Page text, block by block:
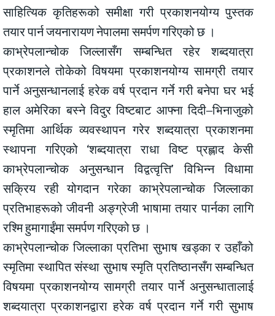
साहित्यिक कृतिहरूको समीक्षा गरी प्रकाशनयोग्य पुस्तक
तयार पार्न जयनारायण नेपालमा समर्पण गरिएको छ ।
काभ्रेपलान्चोक जिल्लासँग सम्बन्धित रहेर शब्दयात्रा
प्रकाशनले तोकेको विषयमा प्रकाशनयोग्य सामग्री तयार
पार्ने अनुसन्धानलाई हरेक वर्ष प्रदान गर्ने गरी बनेपा घर भई
हाल अमेरिका बस्ने विदुर विष्टबाट आफ्ना दिदी–भिनाजुको
स्मृतिमा आर्थिक व्यवस्थापन गरेर शब्दयात्रा प्रकाशनमा
स्थापना गरिएको ‘शब्दयात्रा राधा विष्ट प्रह्लाद केसी
काभ्रेपलान्चोक अनुसन्धान विद्वत्वृत्ति’ विभिन्न विधामा
सक्रिय रही योगदान गरेका काभ्रेपलान्चोक जिल्लाका
प्रतिभाहरूको जीवनी अङ्ग्रेजी भाषामा तयार पार्नका लागि
रश्मि हुमागाईंमा समर्पण गरिएको छ ।
काभ्रेपलान्चोक जिल्लाका प्रतिभा सुभाष खड्का र उहाँको
स्मृतिमा स्थापित संस्था सुभाष स्मृति प्रतिष्ठानसँग सम्बन्धित
विषयमा प्रकाशनयोग्य सामग्री तयार पार्ने अनुसन्धातालाई
शब्दयात्रा प्रकाशनद्वारा हरेक वर्ष प्रदान गर्ने गरी सुभाष